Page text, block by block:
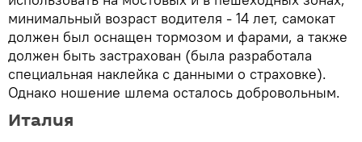
минимальный возраст водителя - 14 лет, самокат
должен был оснащен тормозом и фарами, а также
должен быть застрахован (была разработала
специальная наклейка с данными о страховке).
Однако ношение шлема осталось добровольным.
Италия